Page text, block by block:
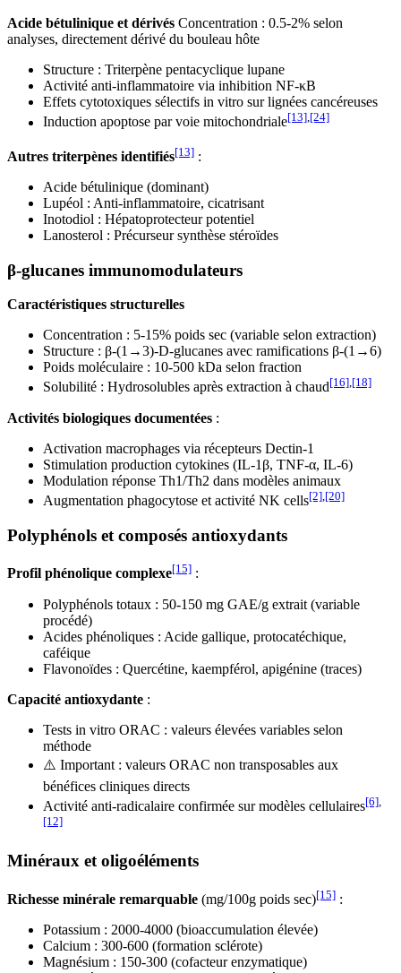
Acide bétulinique et dérivés Concentration : 0.5-2% selon
analyses, directement dérivé du bouleau hôte
Structure : Triterpène pentacyclique lupane
Activité anti-inflammatoire via inhibition NF-κB
Effets cytotoxiques sélectifs in vitro sur lignées cancéreuses
Induction apoptose par voie mitochondriale[13],[24]
Autres triterpènes identifiés[13] :
Acide bétulinique (dominant)
Lupéol : Anti-inflammatoire, cicatrisant
Inotodiol : Hépatoprotecteur potentiel
Lanosterol : Précurseur synthèse stéroïdes
β-glucanes immunomodulateurs
Caractéristiques structurelles
Concentration : 5-15% poids sec (variable selon extraction)
Structure : β-(1→3)-D-glucanes avec ramifications β-(1→6)
Poids moléculaire : 10-500 kDa selon fraction
Solubilité : Hydrosolubles après extraction à chaud[16],[18]
Activités biologiques documentées :
Activation macrophages via récepteurs Dectin-1
Stimulation production cytokines (IL-1β, TNF-α, IL-6)
Modulation réponse Th1/Th2 dans modèles animaux
Augmentation phagocytose et activité NK cells[2] [20]
Polyphénols et composés antioxydants
Profil phénolique complexe[15] :
Polyphénols totaux : 50-150 mg GAE/g extrait (variable
procédé)
Acides phénoliques : Acide gallique, protocatéchique,
caféique
Flavonoïdes : Quercétine, kaempférol, apigénine (traces)
Capacité antioxydante :
Tests in vitro ORAC : valeurs élevées variables selon
méthode
⚠️ Important : valeurs ORAC non transposables aux
bénéfices cliniques directs
Activité anti-radicalaire confirmée sur modèles cellulaires[6]
[12]
Minéraux et oligoéléments
Richesse minérale remarquable (mg/100g poids sec)[15] :
Potassium : 2000-4000 (bioaccumulation élevée)
Calcium : 300-600 (formation sclérote)
Magnésium : 150-300 (cofacteur enzymatique)